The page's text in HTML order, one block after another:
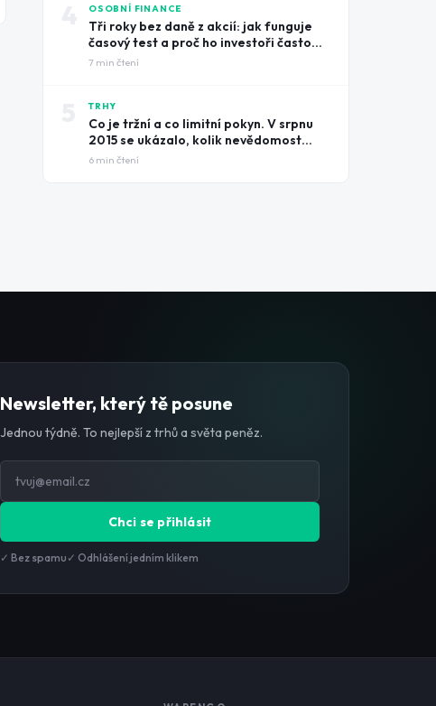
OSOBNÍ FINANCE
Tři roky bez daně z akcií: jak funguje
časový test a proč ho investoři často
prošvihnou
7 min čtení
TRHY
Co je tržní a co limitní pokyn. V srpnu
2015 se ukázalo, kolik nevědomost
může stát
6 min čtení
Newsletter, který tě posune
Jednou týdně. To nejlepší z trhů a světa peněz.
Chci se přihlásit
✓ Bez spamu ✓ Odhlášení jedním klikem